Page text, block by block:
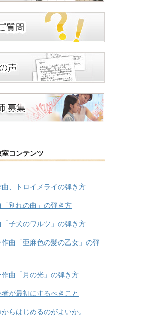
コンテンツ
曲、トロイメライの弾き方
「別れの曲」の弾き方
「子犬のワルツ」の弾き方
作曲「亜麻色の髪の乙女」の弾
作曲「月の光」の弾き方
者が最初にするべきこと
らはじめるのがよいか。